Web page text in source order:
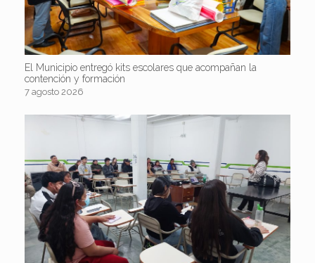
El Municipio entregó kits escolares que acompañan la
contención y formación
7 agosto 2026